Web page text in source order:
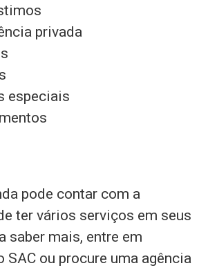
privada
especiais
pode contar com a
ter vários serviços em seus
saber mais, entre em
SAC ou procure uma agência